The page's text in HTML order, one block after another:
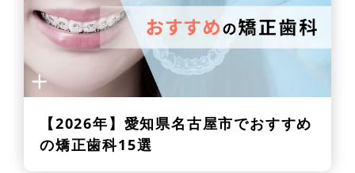
【2026年】 愛知県名古屋市でおすすめ
の矯正歯科15選